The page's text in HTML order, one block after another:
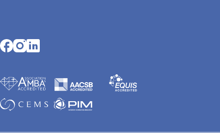
Opens in a new tab
Opens in a new tab
Opens in a new tab